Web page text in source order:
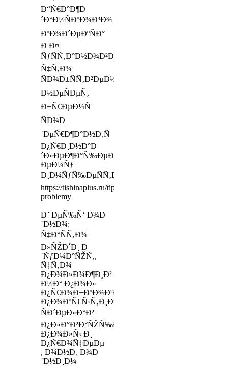
Ð“Ñ€Ð°Ð¶Ð
´Ð°Ð½ÑÐºÐ¾Ð³Ð¾
ÐºÐ¾Ð´ÐµÐºÑÐ°
Ð Ð¤
ÑƒÑÑ‚Ð°Ð½Ð¾Ð²Ð»ÐµÐ½Ð¾,
Ñ‡Ñ‚Ð¾
ÑÐ¾Ð±ÑÑ‚Ð²ÐµÐ½Ð½Ð¸Ðº
Ð½ÐµÑÐµÑ‚
Ð±Ñ€ÐµÐ¼Ñ
ÑÐ¾Ð
´ÐµÑ€Ð¶Ð°Ð½Ð¸Ñ
Ð¿Ñ€Ð¸Ð½Ð°Ð
´Ð»ÐµÐ¶Ð°Ñ‰ÐµÐ³Ð¾
ÐµÐ¼Ñƒ
Ð¸Ð¼ÑƒÑ‰ÐµÑÑ‚Ð²Ð°
https://tishinaplus.ru/tipovie-
problemy
Ð˜ ÐµÑ‰Ñ‘ Ð¾Ð
´Ð½Ð¾:
Ñ‡Ð°ÑÑ‚Ð¾
Ð»ÑŽÐ´Ð¸ Ð
´ÑƒÐ¼Ð°ÑŽÑ‚,
Ñ‡Ñ‚Ð¾
Ð¿Ð¾Ð»Ð¾Ð¶Ð¸Ð²
Ð½Ð° Ð¿Ð¾Ð»
Ð¿Ñ€Ð¾Ð±ÐºÐ¾Ð²Ð¾Ðµ
Ð¿Ð¾ÐºÑ€Ñ‹Ñ‚Ð¸Ðµ,
ÑÐ´ÐµÐ»Ð°Ð²
Ð¿Ð»Ð°Ð²Ð°ÑŽÑ‰Ð¸Ðµ
Ð¿Ð¾Ð»Ñ‹ Ð¸
Ð¿Ñ€Ð¾Ñ‡ÐµÐµ
, Ð¾Ð½Ð¸ Ð¾Ð
´Ð½Ð¸Ð¼